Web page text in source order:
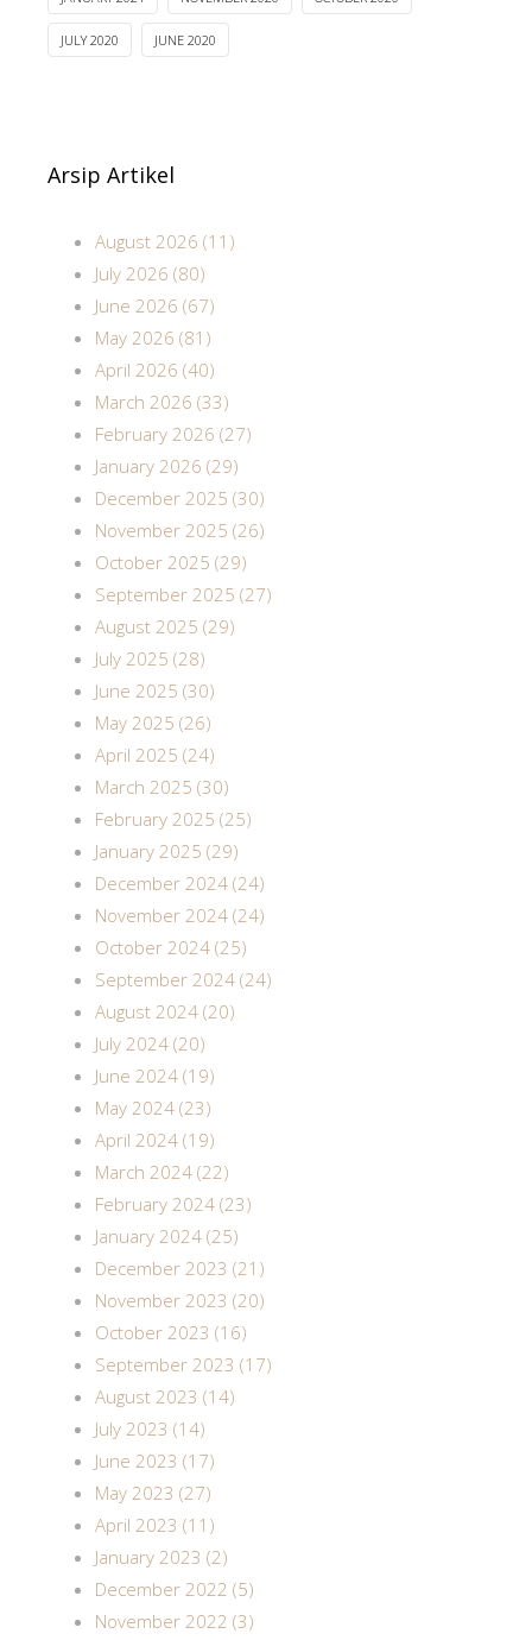
JULY 2020 JUNE 2020
Arsip Artikel
August 2026 (11)
July 2026 (80)
June 2026 (67)
May 2026 (81)
April 2026 (40)
March 2026 (33)
February 2026 (27)
January 2026 (29)
December 2025 (30)
November 2025 (26)
October 2025 (29)
September 2025 (27)
August 2025 (29)
July 2025 (28)
June 2025 (30)
May 2025 (26)
April 2025 (24)
March 2025 (30)
February 2025 (25)
January 2025 (29)
December 2024 (24)
November 2024 (24)
October 2024 (25)
September 2024 (24)
August 2024 (20)
July 2024 (20)
June 2024 (19)
May 2024 (23)
April 2024 (19)
March 2024 (22)
February 2024 (23)
January 2024 (25)
December 2023 (21)
November 2023 (20)
October 2023 (16)
September 2023 (17)
August 2023 (14)
July 2023 (14)
June 2023 (17)
May 2023 (27)
April 2023 (11)
January 2023 (2)
December 2022 (5)
November 2022 (3)